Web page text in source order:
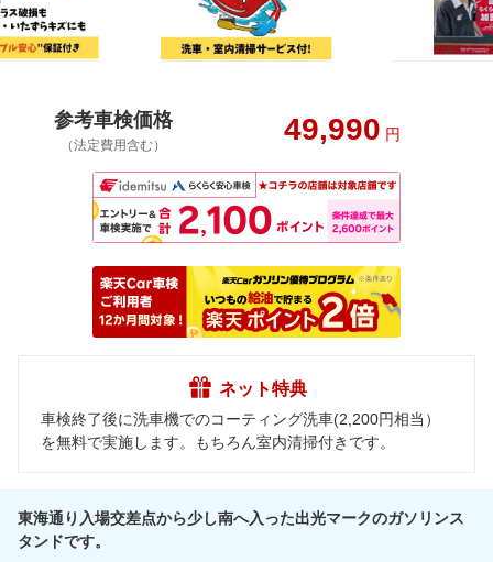
参考車検価格
（法定費用含む） 49,990 円
ネット特典
車検終了後に洗車機でのコーティング洗車(2,200円相当）
を無料で実施します。もちろん室内清掃付きです。
東海通り入場交差点から少し南へ入った出光マークのガソリンス
タンドです。